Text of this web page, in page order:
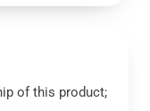
of this product;